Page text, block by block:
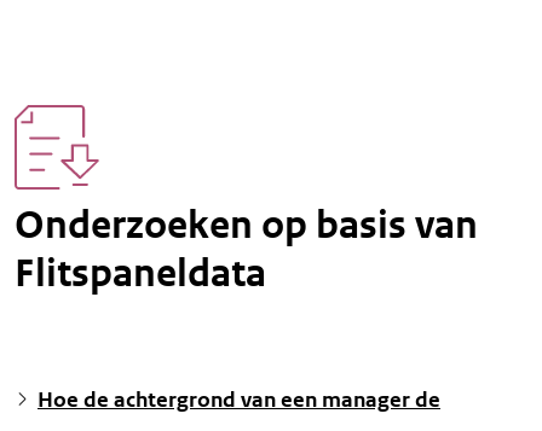
Onderzoeken op basis van
Flitspaneldata
Hoe de achtergrond van een manager de